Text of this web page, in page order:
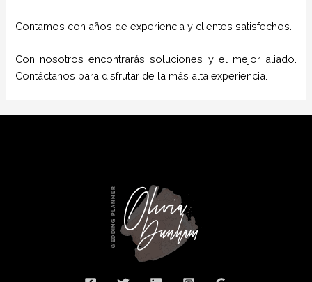
Contamos con años de experiencia y clientes satisfechos.
Con nosotros encontrarás soluciones y el mejor aliado.
Contáctanos para disfrutar de la más alta experiencia.